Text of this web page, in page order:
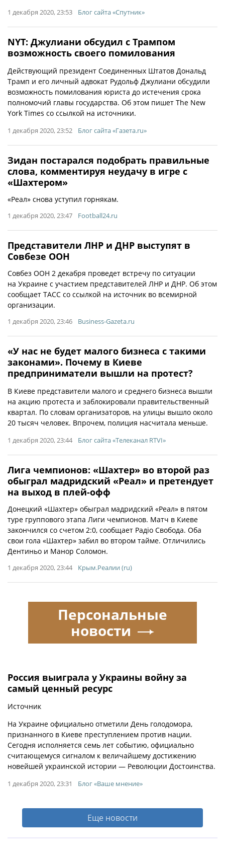
1 декабря 2020, 23:53 Блог сайта «Спутник»
NYT: Джулиани обсудил с Трампом
возможность своего помилования
Действующий президент Соединенных Штатов Дональд
Трамп и его личный адвокат Рудольф Джулиани обсудили
возможность помилования юриста до истечения срока
полномочий главы государства. Об этом пишет The New
York Times со ссылкой на источники.
1 декабря 2020, 23:52 Блог сайта «Газета.ru»
Зидан постарался подобрать правильные
слова, комментируя неудачу в игре с
«Шахтером»
«Реал» снова уступил горнякам.
1 декабря 2020, 23:47 Football24.ru
Представители ЛНР и ДНР выступят в
Совбезе ООН
Совбез ООН 2 декабря проведет встречу по ситуации
на Украине с участием представителей ЛНР и ДНР. Об этом
сообщает ТАСС со ссылкой на источник во всемирной
организации.
1 декабря 2020, 23:46 Business-Gazeta.ru
«У нас не будет малого бизнеса с такими
законами». Почему в Киеве
предприниматели вышли на протест?
В Киеве представители малого и среднего бизнеса вышли
на акцию протеста и заблокировали правительственный
квартал. По словам организаторов, на улицы вышло около
20 тысяч человек. Впрочем, полиция насчитала меньше.
1 декабря 2020, 23:44 Блог сайта «Телеканал RTVI»
Лига чемпионов: «Шахтер» во второй раз
обыграл мадридский «Реал» и претендует
на выход в плей-офф
Донецкий «Шахтер» обыграл мадридский «Реал» в пятом
туре группового этапа Лиги чемпионов. Матч в Киеве
закончился со счетом 2:0, сообщает Радіо Свобода. Оба
свои гола «Шахтер» забил во втором тайме. Отличились
Дентиньо и Манор Соломон.
1 декабря 2020, 23:44 Крым.Реалии (ru)
Россия выиграла у Украины войну за
самый ценный ресурс
Источник
На Украине официально отметили День голодомора,
признанного в Киеве преступлением против нации.
Сегодня исполняется семь лет событию, официально
считающемуся сигналом к величайшему достижению
новейшей украинской истории — Революции Достоинства.
1 декабря 2020, 23:31 Блог «Ваше мнение»
Еще новости
Персональные
новости